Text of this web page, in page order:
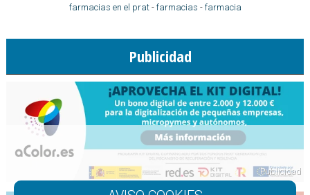
farmacias en el prat- farmacias - farmacia
Publicidad